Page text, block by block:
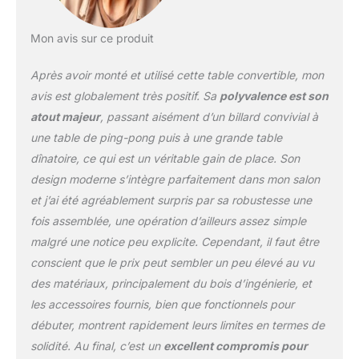
Craies, 2 Raquettes De
Ping-Pong, 1 Filet
Amovible De Ping-Pong
►DIMENSIONS et POIDS
: Dimensions de la table
de jeux : 213 X 118 X 79
Cm et Poids de la table :
87 Kg ►LE PLUS
PRODUIT : À la fin de
votre dîner, surprenez
vos invités en enlevant le
plateau dînatoire et
profitez pleinement
d'une partie de jeux entre
amis.
Mon avis sur ce produit
Après avoir monté et utilisé cette table convertible, mon
avis est globalement très positif. Sa polyvalence est son
atout majeur, passant aisément d’un billard convivial à
une table de ping-pong puis à une grande table
dînatoire, ce qui est un véritable gain de place. Son
design moderne s’intègre parfaitement dans mon salon
et j’ai été agréablement surpris par sa robustesse une
fois assemblée, une opération d’ailleurs assez simple
malgré une notice peu explicite. Cependant, il faut être
conscient que le prix peut sembler un peu élevé au vu
des matériaux, principalement du bois d’ingénierie, et
les accessoires fournis, bien que fonctionnels pour
débuter, montrent rapidement leurs limites en termes de
solidité. Au final, c’est un excellent compromis pour